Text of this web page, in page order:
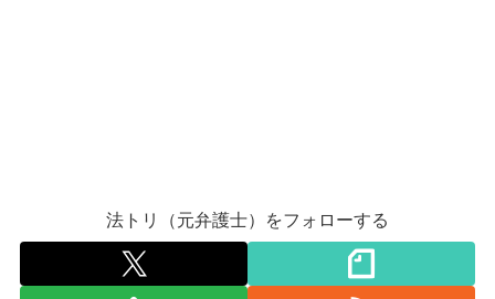
法トリ（元弁護士）をフォローする